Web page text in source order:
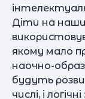
Діти на
якому мало
наочно-
будуть
числі, і